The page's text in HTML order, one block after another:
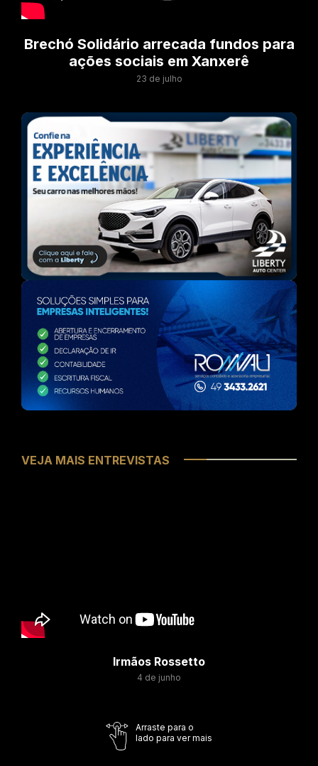
Brechó Solidário arrecada fundos para
ações sociais em Xanxerê
23 de julho
VEJA MAIS ENTREVISTAS
Irmãos Rossetto
4 de junho
Arraste para o
lado para ver mais